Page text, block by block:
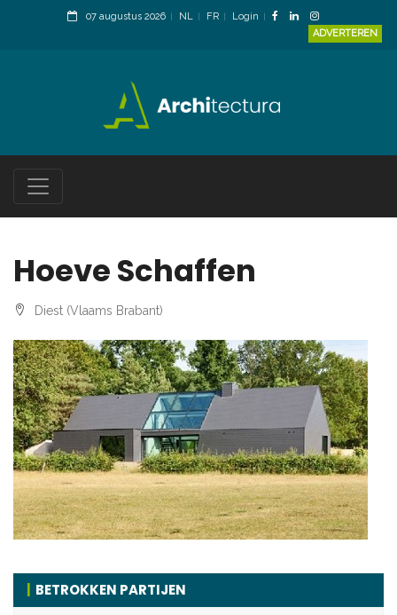
07 augustus 2026 NL FR
Login
ADVERTEREN
Hoeve Schaffen
Diest (Vlaams Brabant)
BETROKKEN PARTIJEN